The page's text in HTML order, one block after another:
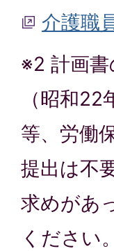
介護職
※2 計画
（昭和
等、労働
提出は不
求めがあ
ください。